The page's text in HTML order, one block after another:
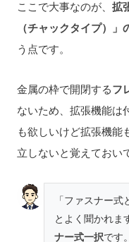
ここで大事なのが、 拡
（チャックタイプ）
う点です。
金属の枠で開閉するフ
ないため、拡張機能は
も欲しいけど拡張機能
立しないと覚えておい
「ファスナー式
とよく聞かれま
ナー式一択です